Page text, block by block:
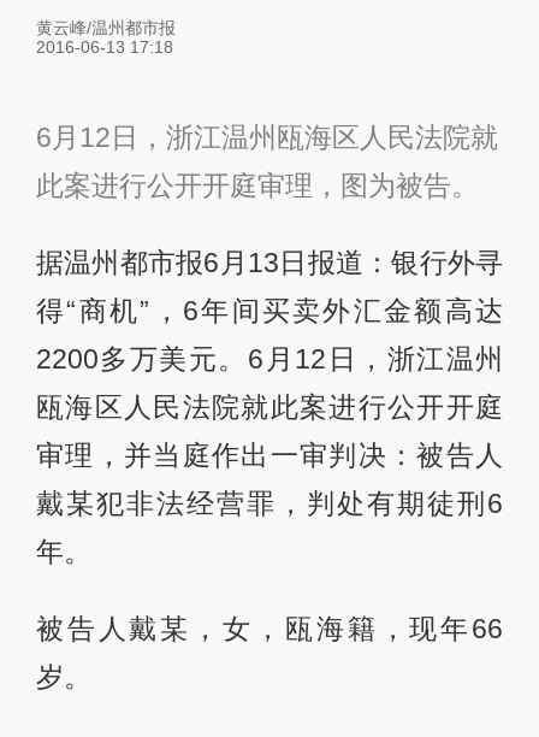
黄云峰/温州都市报
2016-06-13 17:18
6月12日，浙江温州瓯海区人民法院就
此案进行公开开庭审理，图为被告。
据温州都市报6月13日报道：银行外寻
得“商机”，6年间买卖外汇金额高达
2200多万美元。6月12日，浙江温州
瓯海区人民法院就此案进行公开开庭
审理，并当庭作出一审判决：被告人
戴某犯非法经营罪，判处有期徒刑6
年。
被告人戴某，女，瓯海籍，现年66
岁。